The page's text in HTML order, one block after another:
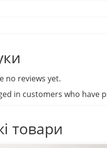
no reviews yet.
in customers who have
товари